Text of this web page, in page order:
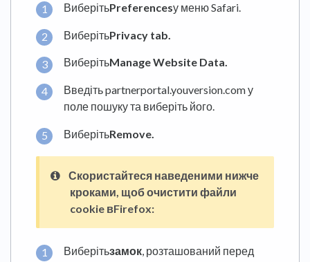
ВиберітьPreferencesу меню Safari.
ВиберітьPrivacy tab.
ВиберітьManage Website Data.
Введіть partnerportal.youversion.com у
поле пошуку та виберіть його.
ВиберітьRemove.
Скористайтеся наведеними нижче
кроками, щоб очистити файли
cookie вFirefox:
Виберітьзамок, розташований перед